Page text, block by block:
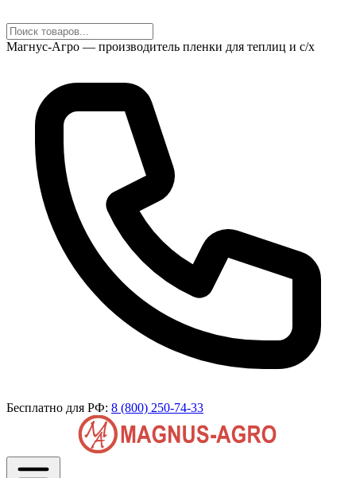
Магнус-Агро — производитель пленки для теплиц и с/х
Бесплатно для РФ: 8 (800) 250-74-33